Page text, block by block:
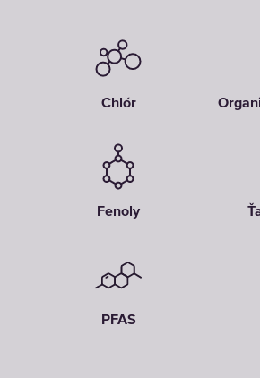
Chlór
Fenoly
PFAS